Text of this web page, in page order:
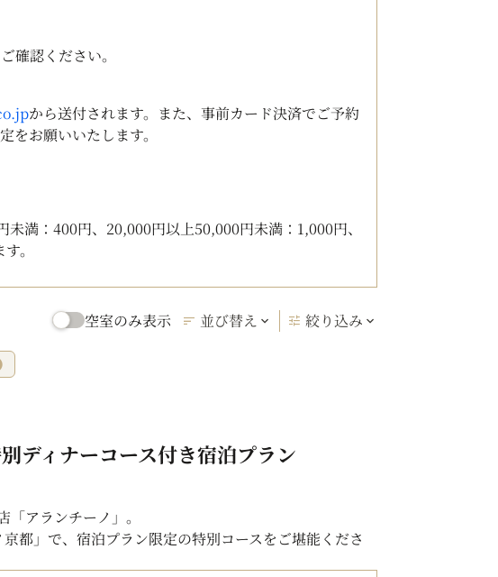
確認ください。
から送付されます。また、事前カード決済でご予約
をお願いいたします。
満：400円、20,000円以上50,000円未満：1,000円、
。
空室のみ表示 並び替え 絞り込み
ディナーコース付き宿泊プラン
アランチーノ」。
都」で、宿泊プラン限定の特別コースをご堪能くださ